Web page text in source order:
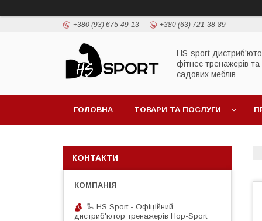
+380 (93) 675-49-13 +380 (63) 721-38-89
HS-sport
фітнес тренажерів та
садових меблів
ГОЛОВНА ТОВАРИ ТА ПОСЛУГИ
КОНТАКТИ
🦾 HS Sport - Офіційний
дистриб'ютор тренажерів Hop-Sport